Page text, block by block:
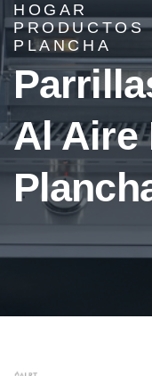
HOGAR
PRODUCTOS
PLANCHA
Al Aire